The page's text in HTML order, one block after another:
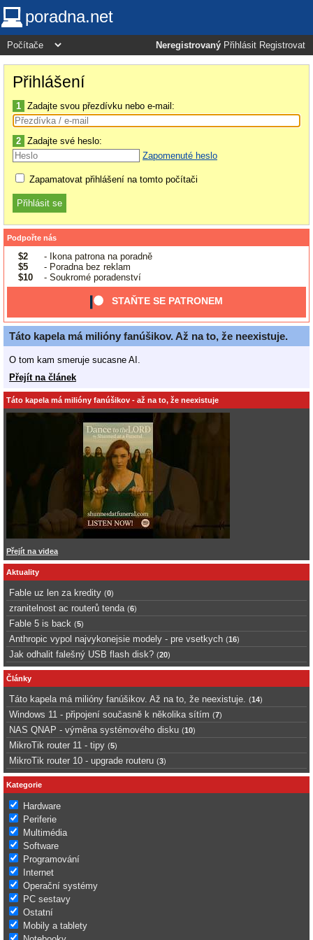
poradna.net
Neregistrovaný Přihlásit Registrovat
Přihlášení
1 Zadajte svou přezdívku nebo e-mail:
2 Zadajte své heslo:
Zapomenuté heslo
Zapamatovat přihlášení na tomto počítači
Podpořte nás
$2
- Ikona patrona na poradně
$5
- Poradna bez reklam
$10
- Soukromé poradenství
STAŇTE SE PATRONEM
Táto kapela má milióny fanúšikov. Až na to, že neexistuje.
O tom kam smeruje sucasne AI.
Přejít na článek
Táto kapela má milióny fanúšikov - až na to, že neexistuje
Přejít na videa
Aktuality
Fable uz len za kredity (0)
zranitelnost ac routerů tenda (6)
Fable 5 is back (5)
Anthropic vypol najvykonejsie modely - pre vsetkych (16)
Jak odhalit falešný USB flash disk? (20)
Články
Táto kapela má milióny fanúšikov. Až na to, že neexistuje. (14)
Windows 11 - připojení současně k několika sítím (7)
NAS QNAP - výměna systémového disku (10)
MikroTik router 11 - tipy (5)
MikroTik router 10 - upgrade routeru (3)
Kategorie
Hardware
Periferie
Multimédia
Software
Programování
Internet
Operační systémy
PC sestavy
Ostatní
Mobily a tablety